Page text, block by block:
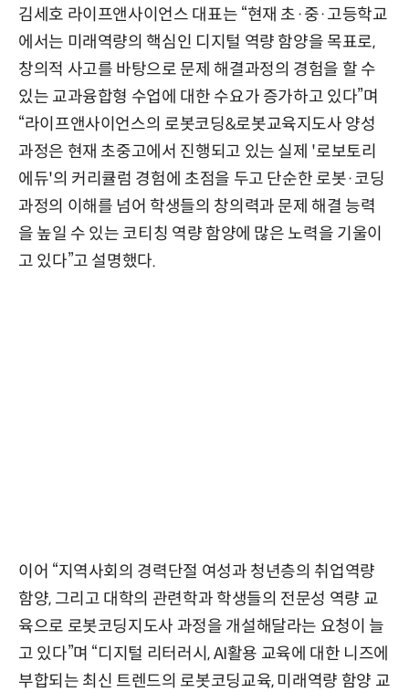
김세호 라이프앤사이언스 대표는 “현재 초·중·고등학교
에서는 미래역량의 핵심인 디지털 역량 함양을 목표로,
창의적 사고를 바탕으로 문제 해결과정의 경험을 할 수
있는 교과융합형 수업에 대한 수요가 증가하고 있다”며
“라이프앤사이언스의 로봇코딩&로봇교육지도사 양성
과정은 현재 초중고에서 진행되고 있는 실제 '로보토리
에듀'의 커리큘럼 경험에 초점을 두고 단순한 로봇·코딩
과정의 이해를 넘어 학생들의 창의력과 문제 해결 능력
을 높일 수 있는 코티칭 역량 함양에 많은 노력을 기울이
고 있다”고 설명했다.
이어 “지역사회의 경력단절 여성과 청년층의 취업역량
함양, 그리고 대학의 관련학과 학생들의 전문성 역량 교
육으로 로봇코딩지도사 과정을 개설해달라는 요청이 늘
고 있다”며 “디지털 리터러시, AI활용 교육에 대한 니즈에
부합되는 최신 트렌드의 로봇코딩교육, 미래역량 함양 교